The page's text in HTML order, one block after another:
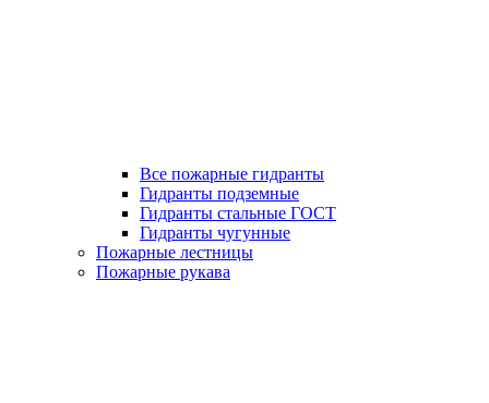
Все пожарные гидранты
Гидранты подземные
Гидранты стальные ГОСТ
Гидранты чугунные
Пожарные лестницы
Пожарные рукава